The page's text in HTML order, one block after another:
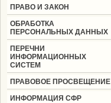
ПРАВО И ЗАКОН
ОБРАБОТКА
ПЕРСОНАЛЬНЫХ ДАННЫХ
ПЕРЕЧНИ
ИНФОРМАЦИОННЫХ
СИСТЕМ
ПРАВОВОЕ ПРОСВЕЩЕНИЕ
ИНФОРМАЦИЯ СФР